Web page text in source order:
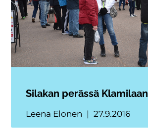
Silakan perässä Klamilaan
Leena Elonen 27.9.2016